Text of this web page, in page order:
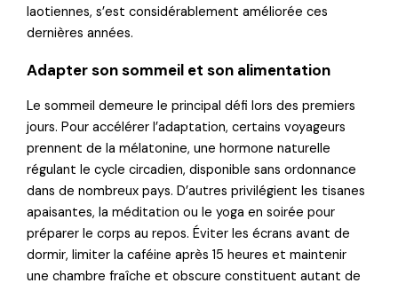
laotiennes, s’est considérablement améliorée ces
dernières années.
Adapter son sommeil et son alimentation
Le sommeil demeure le principal défi lors des premiers
jours. Pour accélérer l’adaptation, certains voyageurs
prennent de la mélatonine, une hormone naturelle
régulant le cycle circadien, disponible sans ordonnance
dans de nombreux pays. D’autres privilégient les tisanes
apaisantes, la méditation ou le yoga en soirée pour
préparer le corps au repos. Éviter les écrans avant de
dormir, limiter la caféine après 15 heures et maintenir
une chambre fraîche et obscure constituent autant de